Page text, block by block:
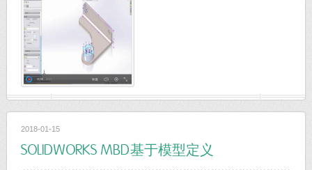
2018-01-15
SOLIDWORKS MBD基于模型定义